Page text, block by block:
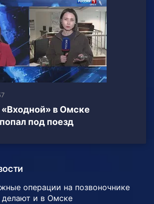
«Входной» в Омске
под поезд
операции на позвоночнике
делают и в Омске